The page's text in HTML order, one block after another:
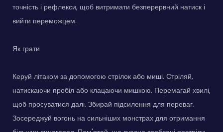
точність і рефлекси, щоб витримати безперервний натиск і
вийти переможцем.
Як грати
Керуй літаком за допомогою стрілок або миші. Стріляй,
натискаючи пробіл або клацаючи мишкою. Перемагай хвилі,
щоб просуватися далі. Збирай підсилення для переваг.
Зосереджуй вогонь на сильніших монстрах для отримання